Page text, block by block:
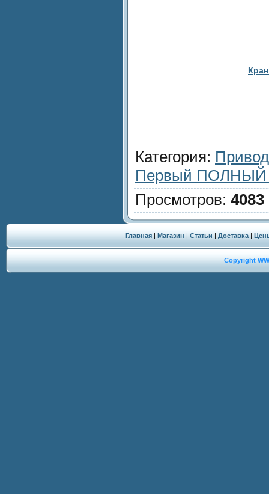
Категория:
Первый
Просмотров: 4083
Главная| Магазин | Статьи | Доставка|
Copyright